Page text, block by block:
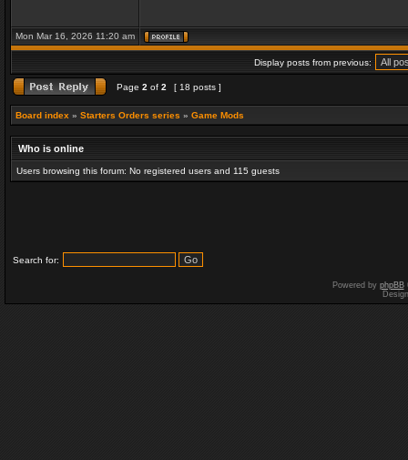
Mon Mar 16, 2026 11:20 am
Display posts from previous:
Page 2 of 2 [ 18 posts ]
Board index » Starters Orders series » Game Mods
Who is online
Users browsing this forum: No registered users and 115 guests
Search for:
Powered by phpBB